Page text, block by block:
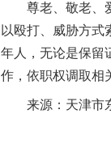
尊老、敬老、爱
以殴打、威胁方
年人，无论是保留
作，依职权调取相
来源：天津市东